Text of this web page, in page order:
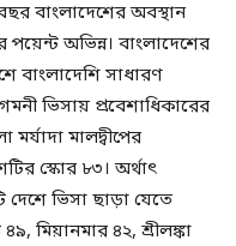
বাংলাদেশের অবস্থান
অভিন্ন। বাংলাদেশের
বাংলাদেশি সাধারণ
ভিসায় প্রবেশাধিকারের
মালদ্বীপের
স্কোর ৮৩। অর্থাৎ
দেশে ভিসা ছাড়া যেতে
মিয়ানমার ৪২, শ্রীলঙ্কা